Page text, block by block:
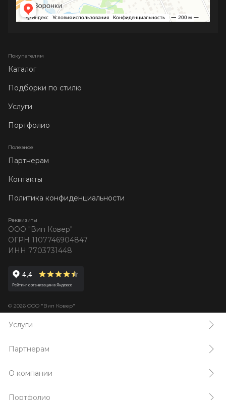
Покупателям
Каталог
Подборки по стилю
Услуги
Портфолио
Полезное
Партнерам
Контакты
Политика конфиденциальности
Реквизиты
ООО "Вип Ковер"
ОГРН 1107746904847
ИНН 7703731448
© 2026 ООО "Вип Ковер"
Услуги
Партнерам
О компании
Портфолио